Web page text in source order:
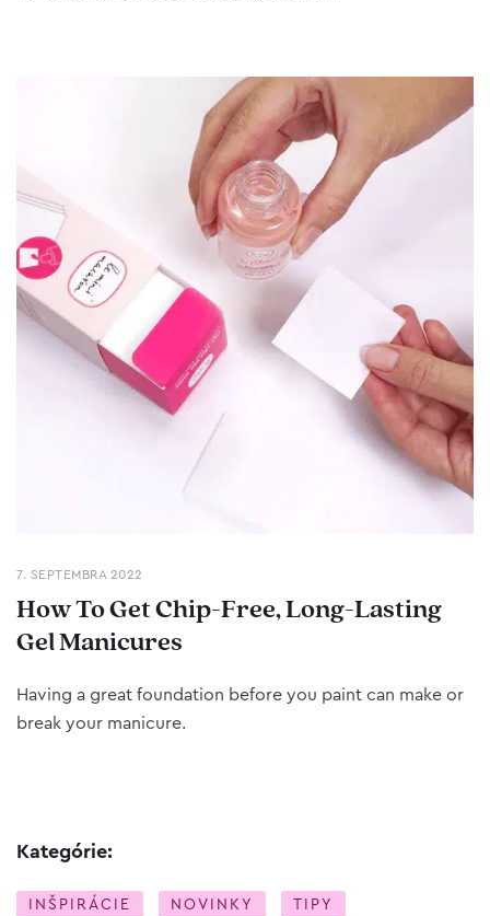
7. SEPTEMBRA 2022
How To Get Chip-Free, Long-Lasting
Gel Manicures
Having a great foundation before you paint can make or
break your manicure.
Kategórie:
INŠPIRÁCIE NOVINKY TIPY